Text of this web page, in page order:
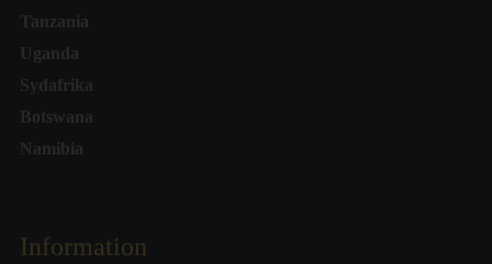
Tanzania
Uganda
Sydafrika
Botswana
Namibia
Information